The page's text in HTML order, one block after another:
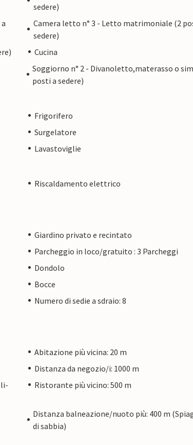
sedere)
Camera letto n° 3 - Letto matrimoniale (2
sedere)
Cucina
Soggiorno n° 2 - Divanoletto,materasso o
posti a sedere)
Frigorifero
Surgelatore
Lavastoviglie
Riscaldamento elettrico
Giardino privato e recintato
Parcheggio in loco/gratuito : 3 Parcheggi
Dondolo
Bocce
Numero di sedie a sdraio: 8
Abitazione più vicina: 20 m
Distanza da negozio/i: 1000 m
Ristorante più vicino: 500 m
Distanza balneazione/nuoto più: 400 m
di sabbia)